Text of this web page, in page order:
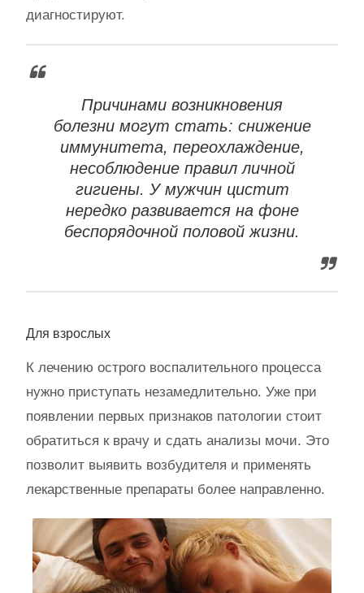
диагностируют.
Причинами возникновения
болезни могут стать: снижение
иммунитета, переохлаждение,
несоблюдение правил личной
гигиены. У мужчин цистит
нередко развивается на фоне
беспорядочной половой жизни.
Для взрослых
К лечению острого воспалительного процесса
нужно приступать незамедлительно. Уже при
появлении первых признаков патологии стоит
обратиться к врачу и сдать анализы мочи. Это
позволит выявить возбудителя и применять
лекарственные препараты более направленно.